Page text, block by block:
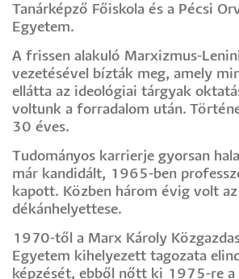
Tanárképző Főiskola és a Pécsi
Egyetem.
A frissen alakuló Marxizmus-
vezetésével bízták meg, amely
ellátta az ideológiai tárgyak
voltunk a forradalom után.
30 éves.
Tudományos karrierje gyorsan
már kandidált, 1965-ben
kapott. Közben három évig volt
dékánhelyettese.
1970-től a Marx Károly
Egyetem kihelyezett tagozata
képzését, ebből nőtt ki 1975-re a